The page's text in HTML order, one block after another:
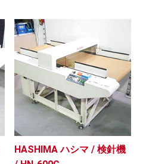
HASHIMA ハシマ / 検針機